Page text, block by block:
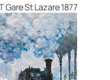
Gare St Lazare 1877